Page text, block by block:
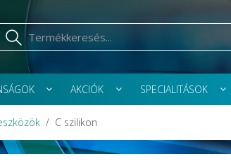
AKCIÓK SPECIALITÁSOK
C szilikon